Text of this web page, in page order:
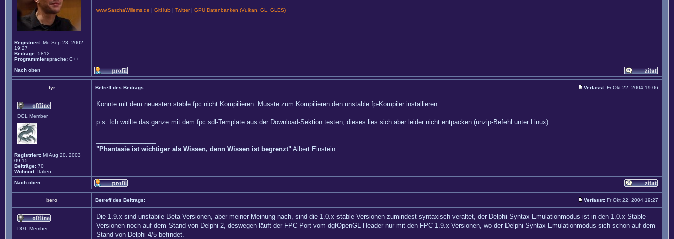
Registriert: Mo Sep 23, 2002
19:27
Beiträge: 5812
Programmiersprache: C++
www.SaschaWillems.de | GitHub | Twitter| GPU Datenbanken (Vulkan, GL, GLES)
Nach oben
tyr Betreff des Beitrags: Verfasst: Fr Okt 22, 2004 19:06
DGL Member
Registriert: Mi Aug 20, 2003
09:15
Beiträge: 70
Wohnort: Italien
Konnte mit dem neuesten stable fpc nicht Kompilieren: Musste zum Kompilieren den unstable fp-Kompiler installieren...
p.s: Ich wollte das ganze mit dem fpc sdl-Template aus der Download-Sektion testen, dieses lies sich aber leider nicht entpacken (unzip-Befehl unter Linux).
"Phantasie ist wichtiger als Wissen, denn Wissen ist begrenzt" Albert Einstein
Nach oben
bero Betreff des Beitrags: Verfasst: Fr Okt 22, 2004 19:27
DGL Member
Die 1.9.x sind unstabile Beta Versionen, aber meiner Meinung nach, sind die 1.0.x stable Versionen zumindest syntaxisch veraltet, der Delphi Syntax Emulationmodus ist in den 1.0.x Stable
Versionen noch auf dem Stand von Delphi 2, deswegen läuft der FPC Port vom dglOpenGL Header nur mit den FPC 1.9.x Versionen, wo der Delphi Syntax Emulationmodus sich schon auf dem
Stand von Delphi 4/5 befindet.